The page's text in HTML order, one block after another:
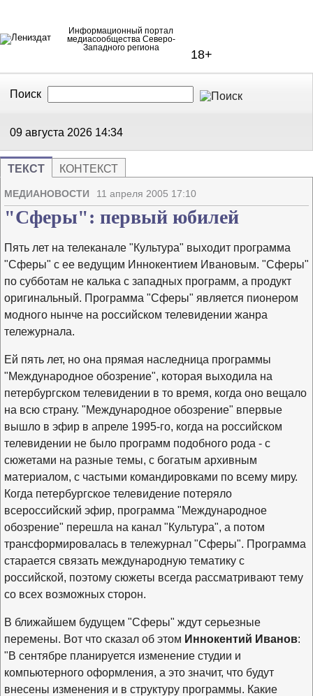
Информационный портал
медиасообщества Северо-
Западного региона
18+
Поиск
09 августа 2026 14:34
ТЕКСТ КОНТЕКСТ
МЕДИАНОВОСТИ 11 апреля 2005 17:10
"Сферы": первый юбилей
Пять лет на телеканале "Культура" выходит программа
"Сферы" с ее ведущим Иннокентием Ивановым. "Сферы"
по субботам не калька с западных программ, а продукт
оригинальный. Программа "Сферы" является пионером
модного нынче на российском телевидении жанра
тележурнала.
Ей пять лет, но она прямая наследница программы
"Международное обозрение", которая выходила на
петербургском телевидении в то время, когда оно вещало
на всю страну. "Международное обозрение" впервые
вышло в эфир в апреле 1995-го, когда на российском
телевидении не было программ подобного рода - с
сюжетами на разные темы, с богатым архивным
материалом, с частыми командировками по всему миру.
Когда петербургское телевидение потеряло
всероссийский эфир, программа "Международное
обозрение" перешла на канал "Культура", а потом
трансформировалась в тележурнал "Сферы". Программа
старается связать международную тематику с
российской, поэтому сюжеты всегда рассматривают тему
со всех возможных сторон.
В ближайшем будущем "Сферы" ждут серьезные
перемены. Вот что сказал об этом Иннокентий Иванов:
"В сентябре планируется изменение студии и
компьютерного оформления, а это значит, что будут
внесены изменения и в структуру программы. Какие